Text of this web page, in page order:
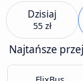
Dzisiaj
55 zł
Najtańsze